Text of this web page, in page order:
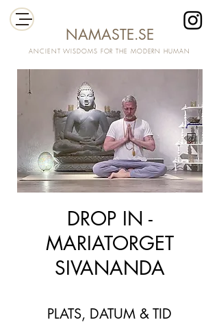
ANCIENT WISDOMS FOR THE MODERN HUMAN
NAMASTE.SE
DROP IN -
MARIATORGET
SIVANANDA
PLATS, DATUM & TID